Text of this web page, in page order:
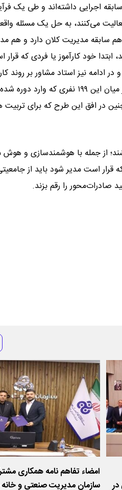
سابقه اجرایی داشته‌اند و طی یک
می‌کنند، به حل یک مسئله
سابقه مدیریت کلان دارد و هم
خود کارآموز یا فردی که قرار
ادامه نیز استاد مشاور بر روند
پایان، این پایان‌نامه یا پروژه واقعاً به حل یک مشکل منجر شود، انتظار ما این است
کشور حل شود. همچنین در افق این طرح که برای
از جمله با هوشمندسازی و
است مدیر شود باید از
صادرات‌محور را رقم بزند.
امضاء تفاهم نامه همکاری
سازمان مدیریت صنعتی و